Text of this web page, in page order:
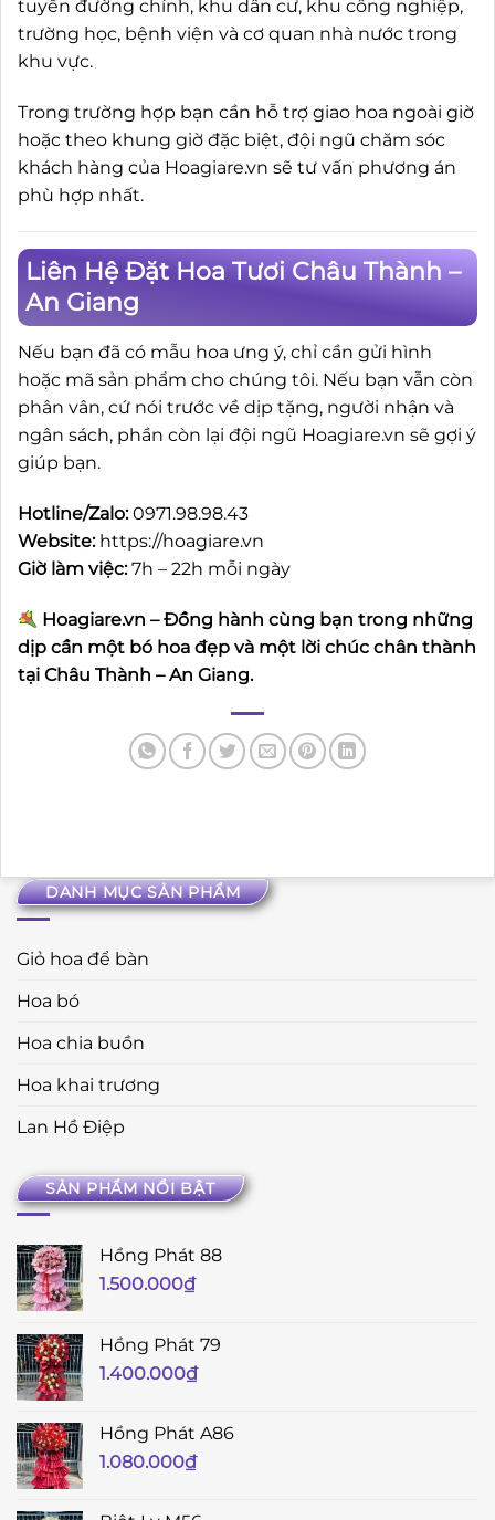
DANH MỤC SẢN PHẨM
Giỏ hoa để bàn
Hoa bó
Hoa chia buồn
Hoa khai trương
Lan Hồ Điệp
SẢN PHẨM NỔI BẬT
Hồng Phát 88
1.500.000₫
Hồng Phát 79
1.400.000₫
Hồng Phát A86
1.080.000₫
tuyến đường chính, khu dân cư, khu công nghiệp,
trường học, bệnh viện và cơ quan nhà nước trong
khu vực.
Trong trường hợp bạn cần hỗ trợ giao hoa ngoài giờ
hoặc theo khung giờ đặc biệt, đội ngũ chăm sóc
khách hàng của Hoagiare.vn sẽ tư vấn phương án
phù hợp nhất.
Liên Hệ Đặt Hoa Tươi Châu Thành –
An Giang
Nếu bạn đã có mẫu hoa ưng ý, chỉ cần gửi hình
hoặc mã sản phẩm cho chúng tôi. Nếu bạn vẫn còn
phân vân, cứ nói trước về dịp tặng, người nhận và
ngân sách, phần còn lại đội ngũ Hoagiare.vn sẽ gợi ý
giúp bạn.
Hotline/Zalo:0971.98.98.43
Website: https://hoagiare.vn
Giờ làm việc:7h – 22h mỗi ngày
Hoagiare.vn – Đồng hành cùng bạn trong những
dịp cần một bó hoa đẹp và một lời chúc chân thành
tại Châu Thành – An Giang.